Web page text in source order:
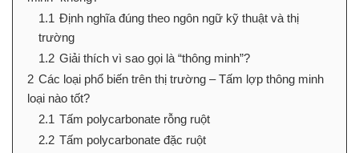
1.1 Định nghĩa đúng theo ngôn ngữ kỹ thuật và thị
trường
1.2 Giải thích vì sao gọi là “thông minh”?
2 Các loại phổ biến trên thị trường – Tấm lợp thông minh
loại nào tốt?
2.1 Tấm polycarbonate rỗng ruột
2.2 Tấm polycarbonate đặc ruột